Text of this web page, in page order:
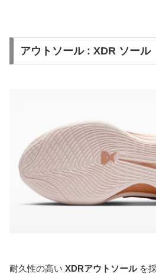
アウトソール : XDR ソール
耐久性の高い XDRアウトソールを